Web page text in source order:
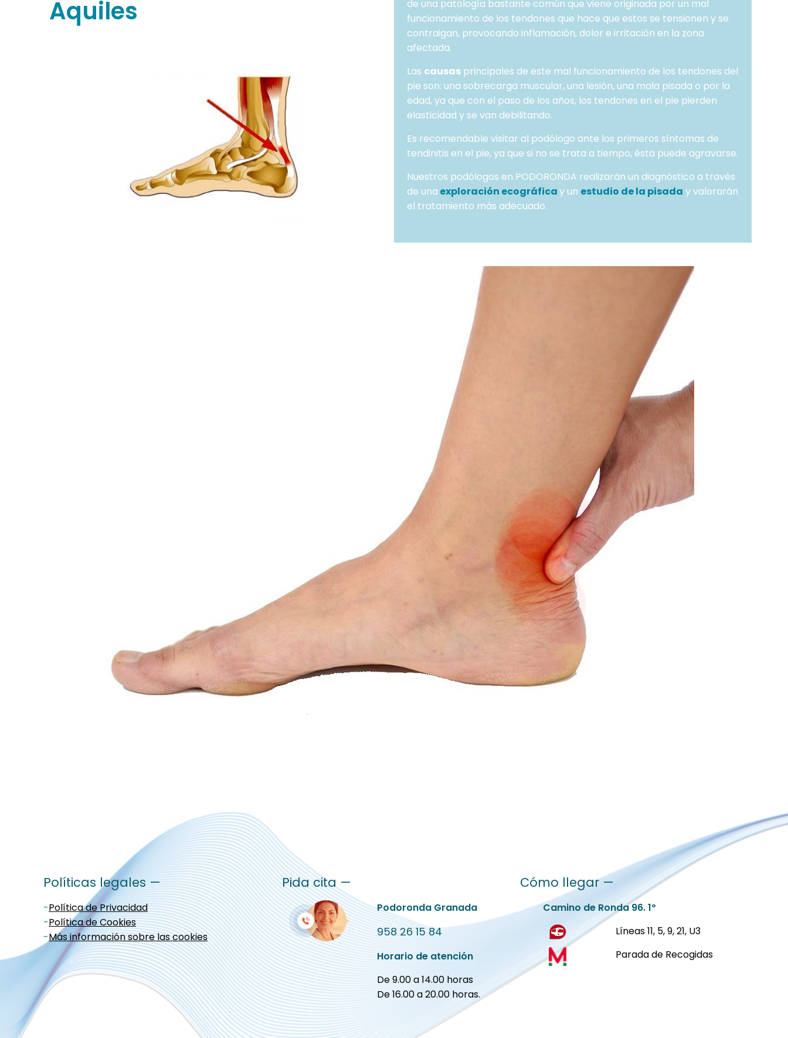
Aquiles
de una patología bastante común que viene originada por un mal
funcionamiento de los tendones que hace que estos se tensionen y se
contraigan, provocando inflamación, dolor e irritación en la zona
afectada.
Las causas principales de este mal funcionamiento de los tendones del
pie son: una sobrecarga muscular, una lesión, una mala pisada o por la
edad, ya que con el paso de los años, los tendones en el pie pierden
elasticidad y se van debilitando.
Es recomendable visitar al podólogo ante los primeros síntomas de
tendinitis en el pie, ya que si no se trata a tiempo, ésta puede agravarse.
Nuestros podólogos en PODORONDA realizarán un diagnóstico a través
de una exploración ecográficay un estudio de la pisada y valorarán
el tratamiento más adecuado.
Políticas legales —
-Política de Privacidad
-Política de Cookies
-Más información sobre las cookies
Pida cita —
Podoronda Granada
958 26 15 84
Horario de atención
De 9.00 a 14.00 horas
De 16.00 a 20.00 horas.
Cómo llegar —
Camino de Ronda 96. 1º
Líneas 11, 5, 9, 21, U3
Parada de Recogidas